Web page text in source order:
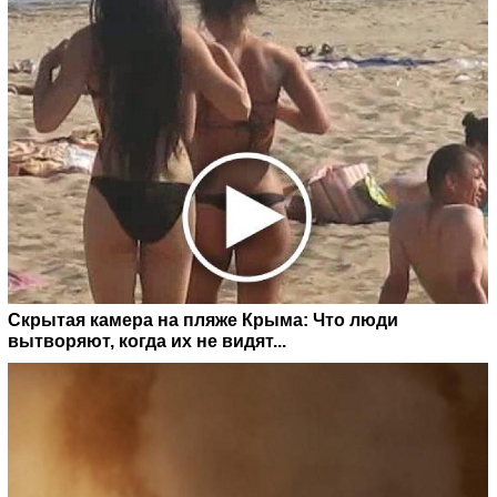
Скрытая камера на пляже Крыма: Что люди
вытворяют, когда их не видят...